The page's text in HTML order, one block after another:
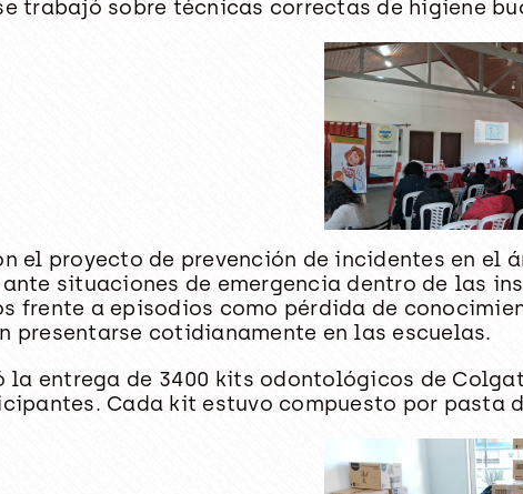
trabajó sobre técnicas correctas de higiene
el proyecto de prevención de incidentes en
situaciones de emergencia dentro de las
frente a episodios como pérdida de
presentarse cotidianamente en las escuelas.
la entrega de 3400 kits odontológicos de
Cada kit estuvo compuesto por pasta